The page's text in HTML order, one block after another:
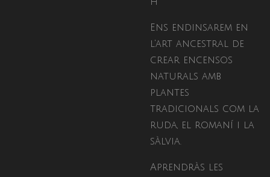
Ens endinsarem en
l'art ancestral de
crear encensos
naturals amb
plantes
tradicionals com la
ruda, el romaní i la
sàlvia.
Aprendràs les